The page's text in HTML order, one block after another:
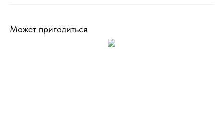
Может пригодиться